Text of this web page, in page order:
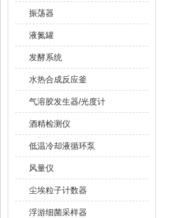
振荡器
液氮罐
发酵系统
水热合成反应釜
气溶胶发生器/光度计
酒精检测仪
低温冷却液循环泵
风量仪
尘埃粒子计数器
浮游细菌采样器